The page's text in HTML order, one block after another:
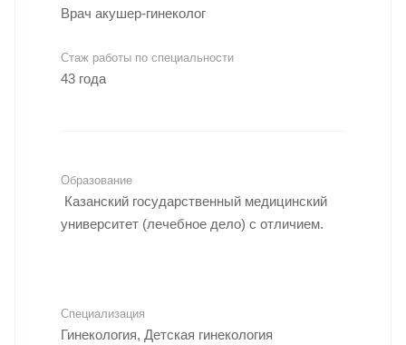
Врач акушер-гинеколог
Стаж работы по специальности
43 года
Образование
Казанский государственный медицинский
университет (лечебное дело) с отличием.
Специализация
Гинекология, Детская гинекология